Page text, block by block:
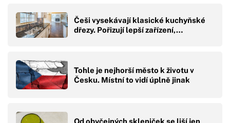
Češi vysekávají klasické kuchyňské
dřezy. Pořizují lepší zařízení,…
Tohle je nejhorší město k životu v
Česku. Místní to vidí úplně jinak